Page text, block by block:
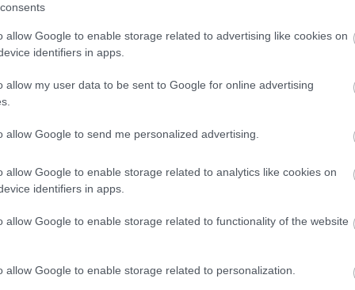
allow Google to enable storage related to advertising like cookies on
identifiers in apps.
allow my user data to be sent to Google for online advertising
allow Google to send me personalized advertising.
allow Google to enable storage related to analytics like cookies on
identifiers in apps.
allow Google to enable storage related to functionality of the website
allow Google to enable storage related to personalization.
মনে হয়েছে। আমি সবসময় এমন লড়াই পছন্দ করি যেখানে
করে এই বিশাল বসদের সাথে যেখানে ক্যামেরা দ্রুত প্রধান
হওয়া সবচেয়ে সহজ ড্রাগনগুলির মধ্যে একটি বলে মনে হয়েছিল।
মূলত এড়ানো যেতে পারে। যদিও আমি কল্পনা করি যে শুধুমাত্র
আমার মেলি অস্ত্র হল গার্ডিয়ান'স সোর্ডস্পিয়ার যার সাথে কিন
হল লংবো এবং শর্টবো। এই ভিডিওটি রেকর্ড করার সময় আমি
উপযুক্ত বলে বিবেচিত হয় কিনা, তবে গেমটির অসুবিধা আমার
অসাড় করে দেয় না, তবে এত কঠিনও নয় যে আমি একই বসের
তাহলে অনুগ্রহ করে
লাইক এবং সাবস্ক্রাইব করে
ফ্যান আর্ট